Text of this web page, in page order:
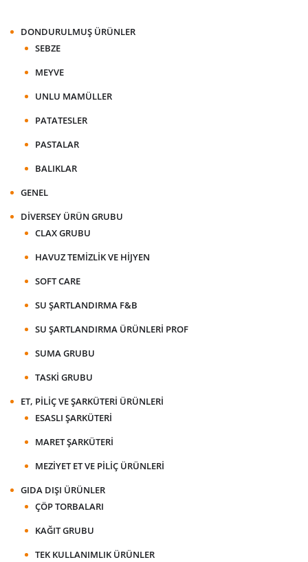
DONDURULMUŞ ÜRÜNLER
SEBZE
MEYVE
UNLU MAMÜLLER
PATATESLER
PASTALAR
BALIKLAR
GENEL
DIVERSEY ÜRÜN GRUBU
CLAX GRUBU
HAVUZ TEMIZLIK VE HIJYEN
SOFT CARE
SU ŞARTLANDIRMA F&B
SU ŞARTLANDIRMA ÜRÜNLERI PROF
SUMA GRUBU
TASKI GRUBU
ET, PILIÇ VE ŞARKÜTERI ÜRÜNLERI
ESASLI ŞARKÜTERI
MARET ŞARKÜTERI
MEZIYET ET VE PILIÇ ÜRÜNLERI
GIDA DIŞI ÜRÜNLER
ÇÖP TORBALARI
KAĞIT GRUBU
TEK KULLANIMLIK ÜRÜNLER